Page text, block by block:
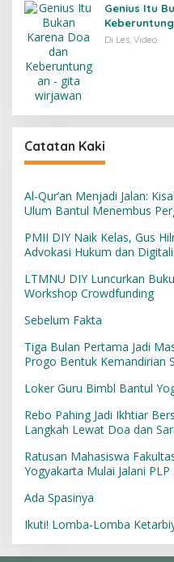
Genius Itu
Di Les, Video
Catatan Kaki
Al-Qur’an Menjadi Jalan:
Ulum Bantul Menembus
PMII DIY Naik Kelas, Gus
Advokasi Hukum dan
LTMNU DIY Luncurkan
Workshop Crowdfunding
Sebelum Fakta
Tiga Bulan Pertama Jadi
Progo Bentuk Kemandirian
Loker Guru Bimbl Bantul
Rebo Pahing Jadi Ikhtiar
Langkah Lewat Doa dan
Ratusan Mahasiswa
Yogyakarta Mulai Jalani PLP
Ada Spasinya
Ikuti! Lomba-Lomba